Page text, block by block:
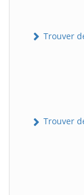
Trouver
Trouver